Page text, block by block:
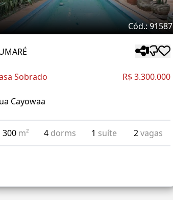
Cód.: 91587
Sobrado R$ 3.300.000
Cayowaa
300 m² 4 dorms 1 suíte 2vagas